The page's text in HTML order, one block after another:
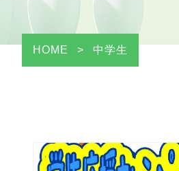
HOME > 中学生